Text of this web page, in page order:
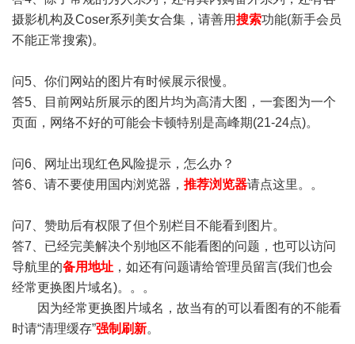
摄影机构及Coser系列美女合集，请善用搜索功能(新手会员
不能正常搜索)。
问5、你们网站的图片有时候展示很慢。
答5、目前网站所展示的图片均为高清大图，一套图为一个
页面，网络不好的可能会卡顿特别是高峰期(21-24点)。
问6、网址出现红色风险提示，怎么办？
答6、请不要使用国内浏览器， 推荐浏览器请点这里。。
问7、赞助后有权限了但个别栏目不能看到图片。
答7、已经完美解决个别地区不能看图的问题，也可以访问
导航里的备用地址 ，如还有问题请给管理员留言(我们也会
经常更换图片域名)。。。
因为经常更换图片域名，故当有的可以看图有的不能看
时请“清理缓存”强制刷新。